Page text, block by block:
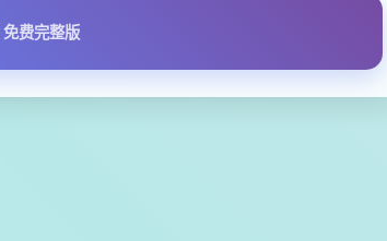
免费完整版